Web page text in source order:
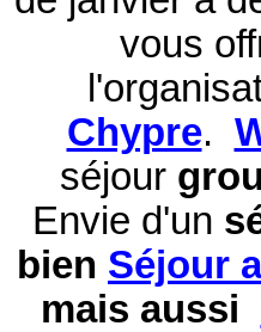
vous
Chypre.
séjour
Envie d'un
bien Séjour
mais aussi